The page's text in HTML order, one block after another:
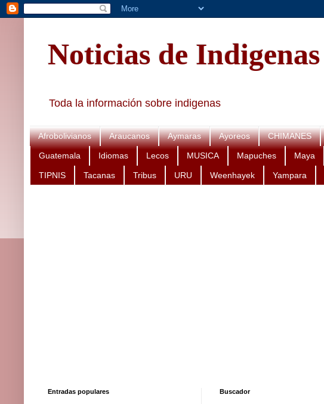
Noticias de Indigenas
Toda la información sobre indigenas
Afrobolivianos Araucanos Aymaras Ayoreos CHIMANES
Guatemala Idiomas Lecos MUSICA Mapuches Maya
TIPNIS Tacanas Tribus URU Weenhayek Yampara
Buscador
Entradas populares